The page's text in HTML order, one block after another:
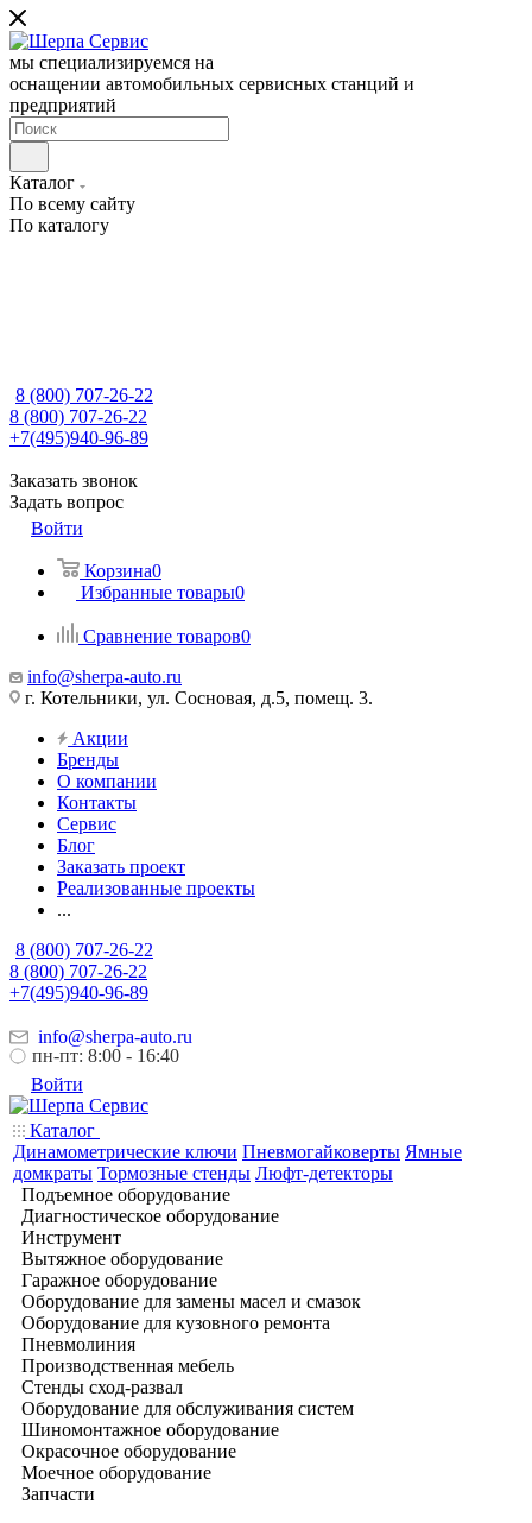
мы специализируемся на
оснащении автомобильных сервисных станций и
предприятий
Каталог
По всему сайту
По каталогу
8 (800) 707-26-22
8 (800) 707-26-22
+7(495)940-96-89
Заказать звонок
Задать вопрос
Войти
Корзина0
Избранные товары0
Сравнение товаров0
info@sherpa-auto.ru
г. Котельники, ул. Сосновая, д.5, помещ. 3.
Акции
Бренды
О компании
Контакты
Сервис
Блог
Заказать проект
Реализованные проекты
...
8 (800) 707-26-22
8 (800) 707-26-22
+7(495)940-96-89
info@sherpa-auto.ru
пн-пт: 8:00 - 16:40
Войти
Каталог
Динамометрические ключи Пневмогайковерты Ямные
домкраты Тормозные стенды Люфт-детекторы
Подъемное оборудование
Диагностическое оборудование
Инструмент
Вытяжное оборудование
Гаражное оборудование
Оборудование для замены масел и смазок
Оборудование для кузовного ремонта
Пневмолиния
Производственная мебель
Стенды сход-развал
Оборудование для обслуживания систем
Шиномонтажное оборудование
Окрасочное оборудование
Моечное оборудование
Запчасти